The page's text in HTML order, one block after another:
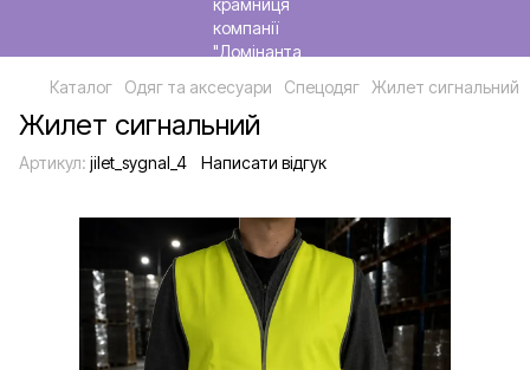
Каталог Одяг та аксесуари Спецодяг Жилет сигнальний
Жилет сигнальний
Артикул: jilet_sygnal_4 Написати відгук